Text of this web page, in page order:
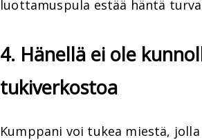
luottamuspula estää häntä
4. Hänellä ei ole
tukiverkostoa
Kumppani voi tukea miestä, jolla